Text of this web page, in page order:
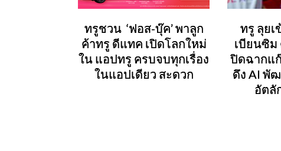
ทรูชวน ‘ฟอส-บุ๊ค’ พาลูก
ค้าทรู ดีแทค เปิดโลกใหม่
ใน แอปทรู ครบจบทุกเรื่อง
ในแอปเดียว สะดวก
ทรู ลุยเ
เบียนซิม
ปิดฉากแ
ดึง AI พั
อัตลั